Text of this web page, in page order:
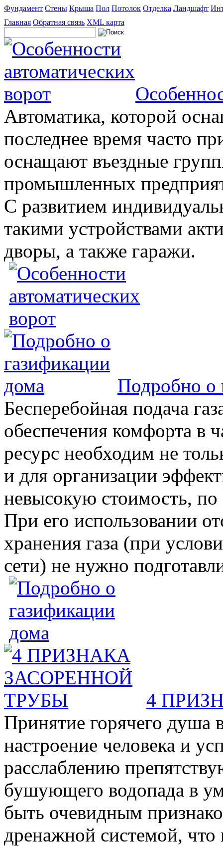
Фундамент Стены Крыша Пол Потолок Отделка Ландшафт
Главная Обратная связь XML карта
Автоматика, которой
последнее время часто
оснащают въездные
промышленных
С развитием
такими устройствами
дворы, а также гаражи.
Подробно о
Бесперебойная подача
обеспечения комфорта в
ресурс необходим не
и для организации
невысокую стоимость, по
При его использовании
хранения газа (при
сети) не нужно
4
Принятие горячего душа
настроение человека и
расслаблению
бушующего водопада в
быть очевидным
дренажной системой, что